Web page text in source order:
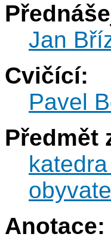
Jan
Cvičící:
Pavel
Předmět
Anotace: